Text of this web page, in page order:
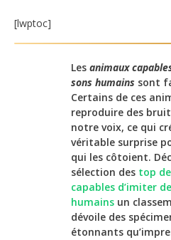
[lwptoc]
Les animaux
sons humains sont
Certains de ces
reproduire des
notre voix, ce qui
véritable surprise
qui les côtoient.
sélection des top
capables d’imiter
humains un
dévoile des
étonnants